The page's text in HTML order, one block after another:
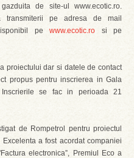
de site-ul www.ecotic.ro.
pe adresa de mail
pe www.ecotic.ro si pe
proiectului dar si datele de contact
propus pentru inscrierea in Gala
se fac in perioada 21
de Rompetrol pentru proiectul
a fost acordat companiei
electronica”, Premiul Eco a